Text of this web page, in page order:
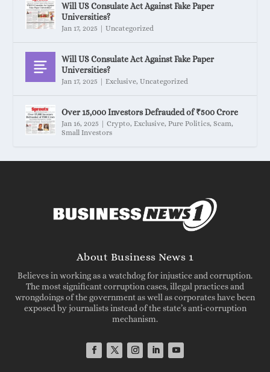
Will US Consulate Act Against Fake Paper
Universities?
Jan 17, 2025 |Uncategorized
Will US Consulate Act Against Fake Paper
Universities?
Jan 17, 2025 |Exclusive,Uncategorized
Over 15,000 Investors Defrauded of ₹500 Crore
Jan 16, 2025 |Crypto,Exclusive,Pure Politics,Scam,
Small Investors
About Business News 1
Believes in working as a watchdog for injustice and corruption.
The most significant corruption cases, illegal practices and
wrongdoings of the government as well as corporates have been
exposed by journalists instead of the state’s anti-corruption
mechanism.